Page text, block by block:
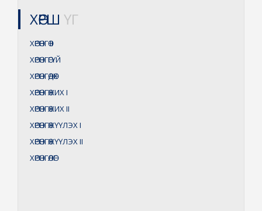
ХӨРШ ҮГ
ХӨРӨНГӨII
ХӨРӨНГӨГҮЙ
ХӨРӨНГӨДӨХ
ХӨРӨНГӨЖИХI
ХӨРӨНГӨЖИХII
ХӨРӨНГӨЖҮҮЛЭХI
ХӨРӨНГӨЖҮҮЛЭХII
ХӨРӨНГӨЛӨГ